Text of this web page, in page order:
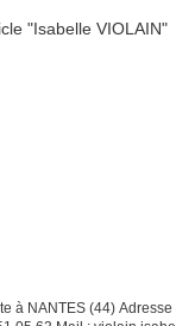
à NANTES (44)